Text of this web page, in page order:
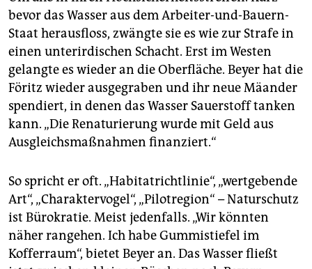
bevor das Wasser aus dem Arbeiter-und-Bauern-
Staat herausfloss, zwängte sie es wie zur Strafe in
einen unterirdischen Schacht. Erst im Westen
gelangte es wieder an die Oberfläche. Beyer hat die
Föritz wieder ausgegraben und ihr neue Mäander
spendiert, in denen das Wasser Sauerstoff tanken
kann. „Die Renaturierung wurde mit Geld aus
Ausgleichsmaßnahmen finanziert.“
So spricht er oft. „Habitatrichtlinie“, „wertgebende
Art“, „Charaktervogel“, „Pilotregion“ – Naturschutz
ist Bürokratie. Meist jedenfalls. „Wir könnten
näher rangehen. Ich habe Gummistiefel im
Kofferraum“, bietet Beyer an. Das Wasser fließt